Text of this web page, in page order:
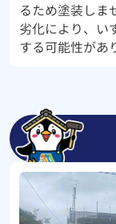
るため塗装しま
劣化により、い
する可能性があ